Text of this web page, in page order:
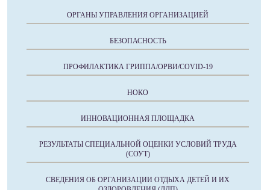
ОРГАНЫ УПРАВЛЕНИЯ ОРГАНИЗАЦИЕЙ
БЕЗОПАСНОСТЬ
ПРОФИЛАКТИКА ГРИППА/ОРВИ/COVID-19
НОКО
ИННОВАЦИОННАЯ ПЛОЩАДКА
РЕЗУЛЬТАТЫ СПЕЦИАЛЬНОЙ ОЦЕНКИ УСЛОВИЙ ТРУДА
(СОУТ)
СВЕДЕНИЯ ОБ ОРГАНИЗАЦИИ ОТДЫХА ДЕТЕЙ И ИХ